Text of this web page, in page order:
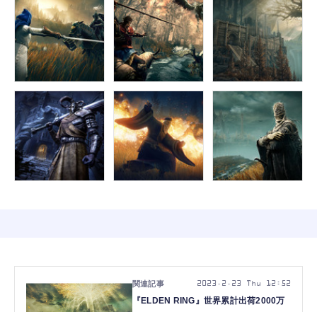
『ELDEN RING』世界累計出荷2000万
2023.2.23 Thu 12:52